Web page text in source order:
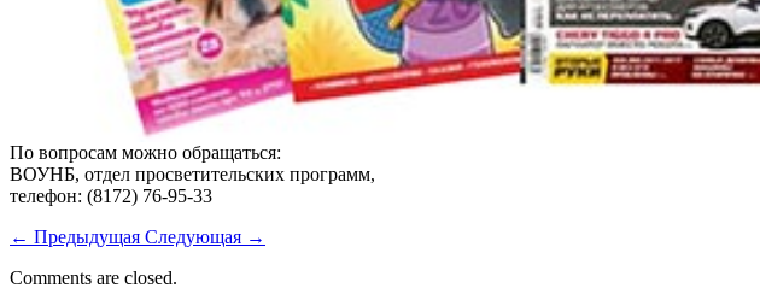
По вопросам можно обращаться:
ВОУНБ, отдел просветительских программ,
телефон: (8172) 76-95-33
← Предыдущая Следующая →
Comments are closed.